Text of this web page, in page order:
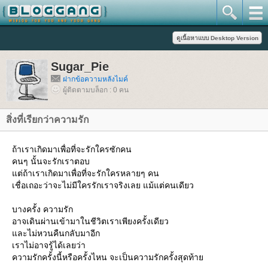
Sugar_Pie
ฝากข้อความหลังไมค์
ผู้ติดตามบล็อก : 0 คน
สิ่งที่เรียกว่าความรัก
ถ้าเราเกิดมาเพื่อที่จะรักใครซักคน
คนๆ นั้นจะรักเราตอบ
ต่ถ้าเราเกิดมาเพื่อที่จะรักใครหลายๆ คน
เชื่อเถอะว่าจะไม่มีใครรักเราจริงเลย แม้แต่คนเดียว
บางครั้ง ความรัก
อาจเดินผ่านเข้ามาในชีวิตเราเพียงครั้งเดียว
ละไม่หวนคืนกลับมาอีก
เราไม่อาจรู้ได้เลยว่า
ความรักครั้งนี้หรือครั้งไหน จะเป็นความรักครั้งสุดท้า